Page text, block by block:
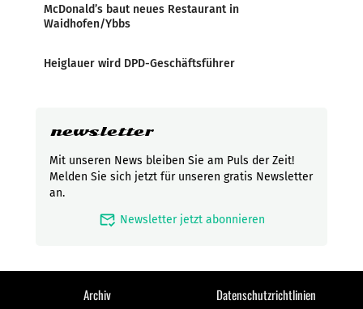
McDonald’s baut neues Restaurant in
Waidhofen/Ybbs
Heiglauer wird DPD-Geschäftsführer
newsletter
Mit unseren News bleiben Sie am Puls der Zeit!
Melden Sie sich jetzt für unseren gratis Newsletter
an.
mark_email_read Newsletter jetzt abonnieren
Archiv Datenschutzrichtlinien